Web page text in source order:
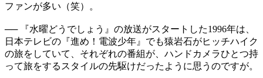
ファンが多い（笑）。
── 『水曜どうでしょう』の放送がスタートした1996年は、
日本テレビの『進め！電波少年』でも猿岩石がヒッチハイク
の旅をしていて、それぞれの番組が、ハンドカメラひとつ持
って旅をするスタイルの先駆けだったように思うのですが。